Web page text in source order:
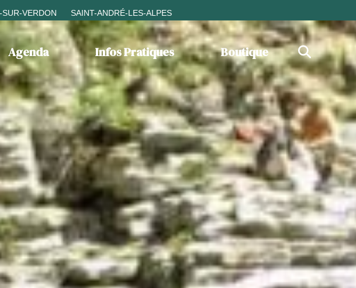
SUR-VERDON SAINT-ANDRÉ-LES-ALPES
Agenda Infos Pratiques Boutique